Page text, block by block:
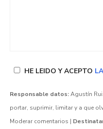
HE LEIDO Y ACEPTO
Responsable datos:Agustín
portar, suprimir, limitar y a que
Moderar comentarios |